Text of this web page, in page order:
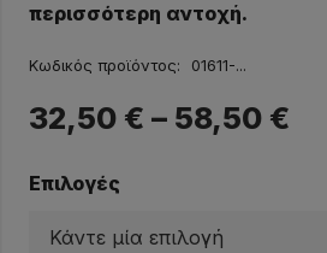
περισσότερη αντοχή.
Κωδικός προϊόντος: 01611-...
32,50 € – 58,50 €
Επιλογές